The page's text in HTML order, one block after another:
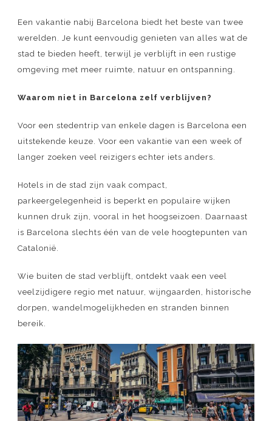
Een vakantie nabij Barcelona biedt het beste van twee
werelden. Je kunt eenvoudig genieten van alles wat de
stad te bieden heeft, terwijl je verblijft in een rustige
omgeving met meer ruimte, natuur en ontspanning.
Waarom niet in Barcelona zelf verblijven?
Voor een stedentrip van enkele dagen is Barcelona een
uitstekende keuze. Voor een vakantie van een week of
langer zoeken veel reizigers echter iets anders.
Hotels in de stad zijn vaak compact,
parkeergelegenheid is beperkt en populaire wijken
kunnen druk zijn, vooral in het hoogseizoen. Daarnaast
is Barcelona slechts één van de vele hoogtepunten van
Catalonië.
Wie buiten de stad verblijft, ontdekt vaak een veel
veelzijdigere regio met natuur, wijngaarden, historische
dorpen, wandelmogelijkheden en stranden binnen
bereik.